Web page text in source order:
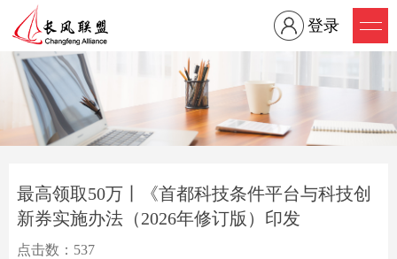
登录
最高领取50万丨《首都科技条件平台与科技创
新券实施办法（2026年修订版）印发
点击数：537